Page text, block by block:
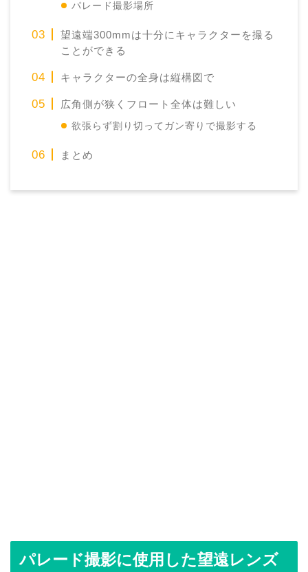
パレード撮影場所
望遠端300mmは十分にキャラクターを撮る
ことができる
キャラクターの全身は縦構図で
広角側が狭くフロート全体は難しい
欲張らず割り切ってガン寄りで撮影する
まとめ
パレード撮影に使用した望遠レンズ